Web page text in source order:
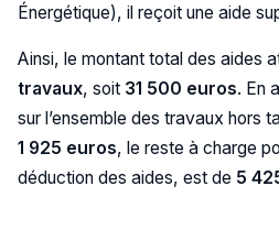
Énergétique), il reçoit une aide
Ainsi, le montant total des aides
travaux, soit 31 500 euros. En
sur l’ensemble des travaux hors
1 925 euros, le reste à charge
déduction des aides, est de 5